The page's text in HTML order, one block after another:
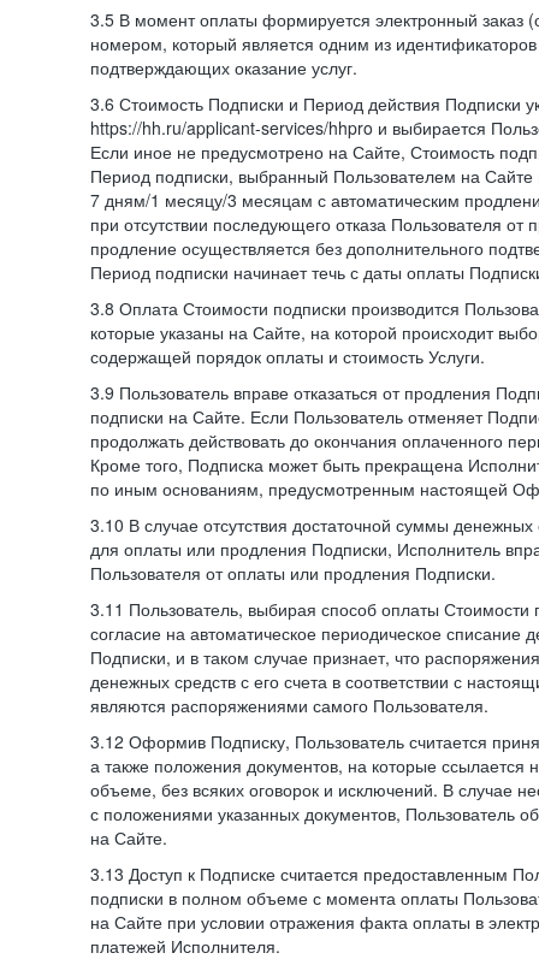
3.5 В момент оплаты формируется электронный заказ
номером, который является одним из
подтверждающих оказание услуг.
3.6 Стоимость Подписки и Период действия Подписки
https://hh.ru/applicant-services/hhpro и выбирается
Если иное не предусмотрено на Сайте, Стоимость
Период подписки, выбранный Пользователем на
7 дням/1 месяцу/3 месяцам с автоматическим
при отсутствии последующего отказа Пользователя от
продление осуществляется без дополнительного
Период подписки начинает течь с даты оплаты
3.8 Оплата Стоимости подписки производится
которые указаны на Сайте, на которой происходит
содержащей порядок оплаты и стоимость Услуги.
3.9 Пользователь вправе отказаться от продления
подписки на Сайте. Если Пользователь отменяет
продолжать действовать до окончания оплаченного
Кроме того, Подписка может быть прекращена
по иным основаниям, предусмотренным настоящей
3.10 В случае отсутствия достаточной суммы денежных
для оплаты или продления Подписки, Исполнитель
Пользователя от оплаты или продления Подписки.
3.11 Пользователь, выбирая способ оплаты Стоимости
согласие на автоматическое периодическое списание
Подписки, и в таком случае признает, что
денежных средств с его счета в соответствии с
являются распоряжениями самого Пользователя.
3.12 Оформив Подписку, Пользователь считается
а также положения документов, на которые
объеме, без всяких оговорок и исключений. В случае
с положениями указанных документов, Пользователь
на Сайте.
3.13 Доступ к Подписке считается предоставленным
подписки в полном объеме с момента оплаты
на Сайте при условии отражения факта оплаты в
платежей Исполнителя.